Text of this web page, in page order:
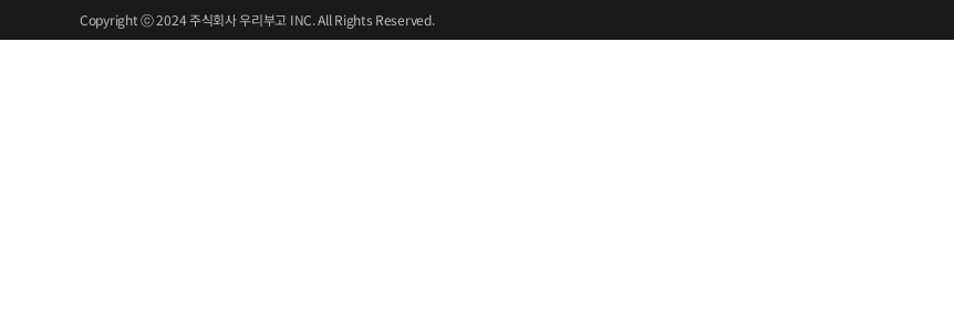
Copyright ⓒ 2024 주식회사 우리부고 INC. All Rights Reserved.